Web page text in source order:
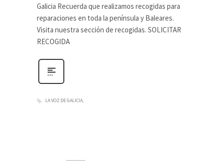
Galicia Recuerda que realizamos recogidas para
reparaciones en toda la península y Baleares.
Visita nuestra sección de recogidas. SOLICITAR
RECOGIDA
LA VOZ DE GALICIA